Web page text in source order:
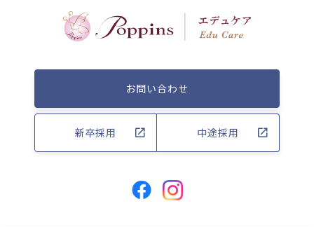
お問い合わせ
新卒採用 中途採用